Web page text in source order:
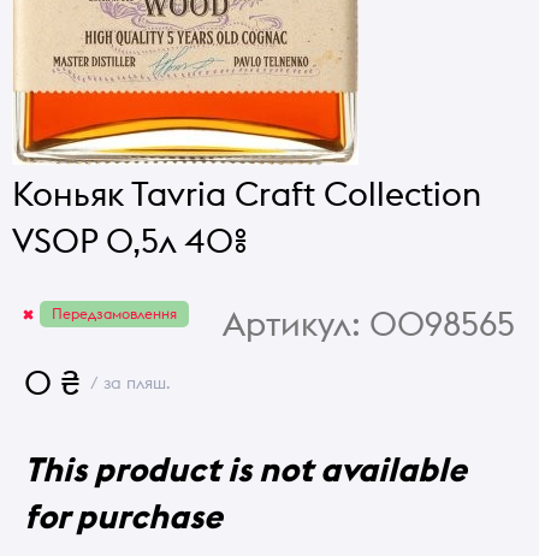
Коньяк Tavria Craft Collection
VSOP 0,5л 40%
Передзамовлення Артикул: 0098565
0 ₴ / за пляш.
This product is not available
for purchase